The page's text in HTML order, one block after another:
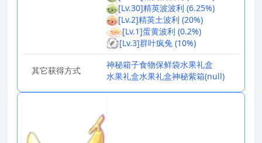
[Lv.30]精英波波利 (6.25%)
[Lv.2]精英土波利 (20%)
[Lv.1]蛋黄波利 (0.2%)
[Lv.3]群叶疯兔 (10%)
其它获得方式
神秘箱子食物保鲜袋水果礼盒
水果礼盒水果礼盒神秘紫箱(null)